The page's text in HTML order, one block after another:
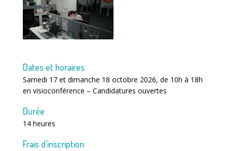
Dates et horaires
Samedi 17 et dimanche 18 octobre 2026, de 10h à 18h
en visioconférence – Candidatures ouvertes
Durée
14 heures
Frais d’inscription